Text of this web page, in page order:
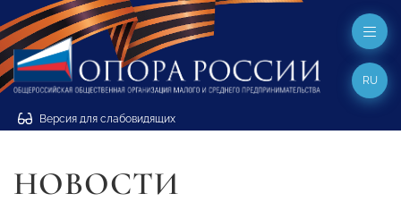
Версия для слабовидящих
RU
НОВОСТИ